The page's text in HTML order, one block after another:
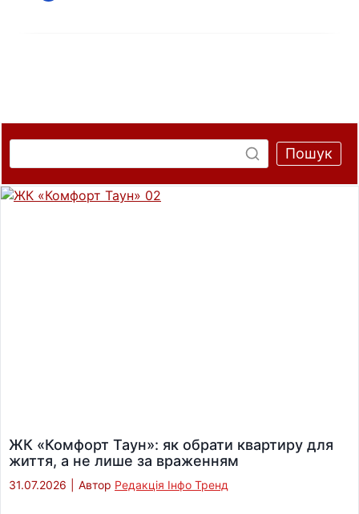
Пошук
ЖК «Комфорт Таун»: як обрати квартиру для
життя, а не лише за враженням
31.07.2026 Автор Редакція Інфо Тренд